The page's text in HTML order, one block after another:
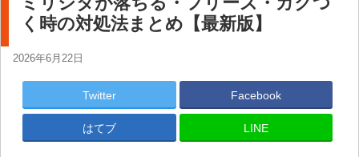
く時の対処法まとめ【最新版】
2026年6月22日
Twitter Facebook
はてブ LINE